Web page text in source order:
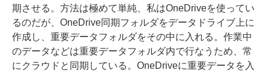
期させる。方法は極めて単純、私はOneDriveを使ってい
るのだが、OneDrive同期フォルダをデータドライブ上に
作成し、重要データフォルダをその中に入れる。作業中
のデータなどは重要データフォルダ内で行なうため、常
にクラウドと同期している。OneDriveに重要データを入